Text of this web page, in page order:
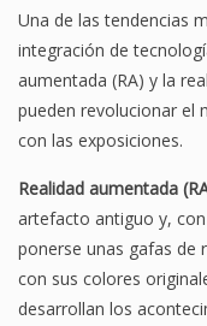
Una de las tendencias
integración de
aumentada (RA) y la
pueden revolucionar el
con las exposiciones.
Realidad aumentada
artefacto antiguo y,
ponerse unas gafas de
con sus colores
desarrollan los